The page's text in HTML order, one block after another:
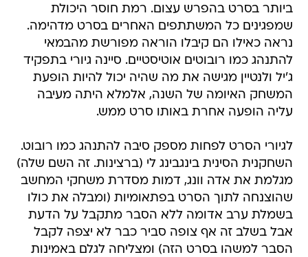
ביותר בסרט בהפרש עצום. רמת חוסר היכולת
שמפגינים כל המשתתפים האחרים בסרט מדהימה.
נראה כאילו הם קיבלו הוראה מפורשת מהבמאי
להתנהג כמו רובוטים אוטיסטיים. סיינה גיורי בתפקיד
ג'יל ולנטיין מגישה את מה שהיה יכול להיות הופעת
המשחק האיומה של השנה, אלמלא היתה מעיבה
עליה הופעה אחרת באותו סרט ממש.
לגיורי הסרט לפחות מספק סיבה להתנהג כמו רובוט.
השחקנית הסינית בינגבינג לי (ברצינות. זה השם שלה)
מגלמת את אדה וונג, דמות מסדרת משחקי המחשב
שהוצנחה לתוך הסרט בפתאומיות (ומבלה את כולו
בשמלת ערב אדומה ללא הסבר מתקבל על הדעת 
אבל בשלב זה אף צופה סביר כבר לא יצפה לקבל
הסבר למשהו בסרט הזה) ומצליחה לגלם באמינות